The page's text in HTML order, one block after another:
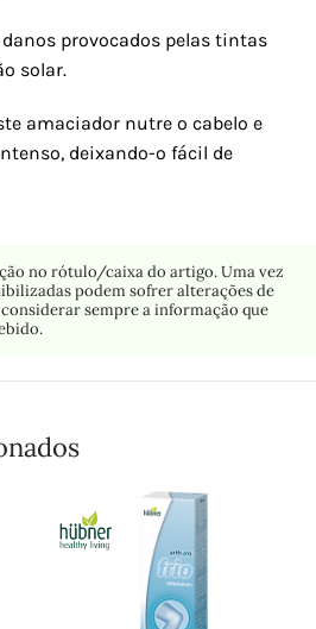
provocados pelas tintas
solar.
amaciador nutre o cabelo e
deixando-o fácil de
no rótulo/caixa do artigo. Uma vez
podem sofrer alterações de
sempre a informação que